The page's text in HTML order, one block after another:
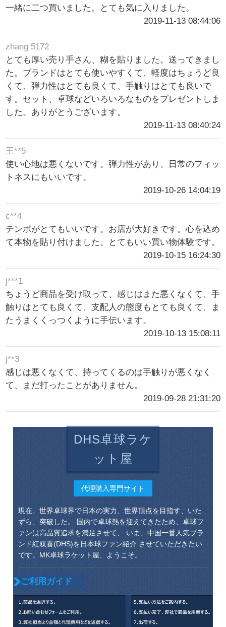
一緒に二つ買いました。とても気に入りました。
2019-11-13 08:44:06
zhang 5172
とても厚い売り手さん、糊を貼りました。送ってきまし
た。ブランドはとても使いやすくて、軽度はちょうど良
くて、弾力性はとても良くて、手触りはとても良いで
す。セット、卓球などいろいろなものをプレゼントしま
した。ありがとうございます。
2019-11-13 08:40:24
王**5
使い心地は悪くないです。弾力性があり、日常のフィッ
トネスにもいいです。
2019-10-26 14:04:19
c**4
テンポがとてもいいです。お店が大好きです。心を込め
て本物を貼り付けました。とてもいい買い物体験です。
2019-10-15 16:24:30
j***1
ちょうど商品を受け取って、感じはまた悪くなくて、手
触りはとても良くて、支配人の態度もとても良くて、ま
たうまくくっつくように手伝います。
2019-10-13 15:08:11
j**3
感じは悪くなくて、持ってくるのは手触りが悪くなく
て、まだ打ったことがありません。
2019-09-28 21:31:20
DHS卓球ラケ
ット屋
代理購入専門サイト
現在、世界卓球界で日本の実力、世界頂点を目指す、いた
ずら、突破した。 国内で卓球熱を迎えてきたため、卓球フ
ァンは高品質追求を満足させて、 いま、中国一番人気ブラ
ンド紅双喜(DHS)を日本球ファン紹介 させていただきたい
です。MK卓球ラケット屋、ようこそ。
ご利用ガイド